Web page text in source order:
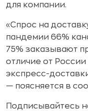
для компании.
«Спрос на
пандемии 66%
75% заказывают
отличие от
экспресс-
— поясняется в
Подписывайтесь